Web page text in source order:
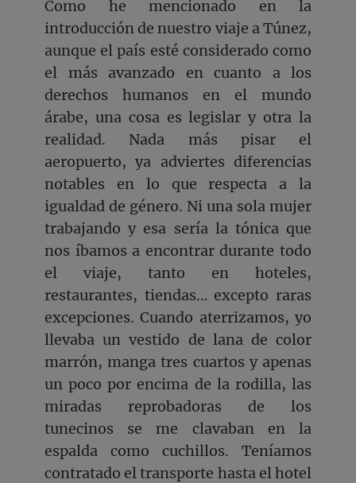
Como he mencionado en la
introducción de nuestro viaje a Túnez,
aunque el país esté considerado como
el más avanzado en cuanto a los
derechos humanos en el mundo
árabe, una cosa es legislar y otra la
realidad. Nada más pisar el
aeropuerto, ya adviertes diferencias
notables en lo que respecta a la
igualdad de género. Ni una sola mujer
trabajando y esa sería la tónica que
nos íbamos a encontrar durante todo
el viaje, tanto en hoteles,
restaurantes, tiendas… excepto raras
excepciones. Cuando aterrizamos, yo
llevaba un vestido de lana de color
marrón, manga tres cuartos y apenas
un poco por encima de la rodilla, las
miradas reprobadoras de los
tunecinos se me clavaban en la
espalda como cuchillos. Teníamos
contratado el transporte hasta el hotel